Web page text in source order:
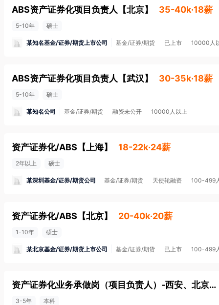
ABS资产证券化项目负责人 【北京】 35-40k·18薪
5-10年 硕士
某知名基金/证券/期货上市公司 基金/证券/期货 已上市 10000人
ABS资产证券化项目负责人 【武汉 】 30-35k·18薪
5-10年 硕士
某知名公司 基金/证券/期货 融资未公开 10000人以上
资产证券化/ABS 【 上海】 18-22k·24薪
2年以上 硕士
某深圳基金/证券/期货公司 基金/证券/期货 天使轮融资 100-499
资产证券化/ABS 【北京】 20-40k·20薪
1-10年 硕士
某北京基金/证券/期货上市公司 基金/证券/期货 已上市 100-499
资产证券化业务承做岗（项目负责人）-西安、北京、上海、成都、深圳
3-5年 本科